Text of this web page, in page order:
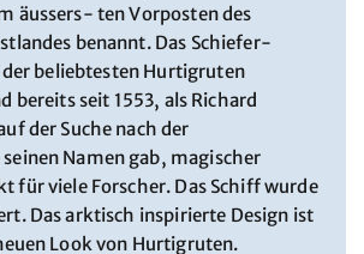
äussers- ten Vorposten des
benannt. Das Schiefer-
der beliebtesten Hurtigruten
bereits seit 1553, als Richard
der Suche nach der
Namen gab, magischer
für viele Forscher. Das Schiff wurde
Das arktisch inspirierte Design ist
Look von Hurtigruten.